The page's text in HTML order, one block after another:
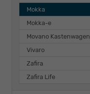
Mokka
Mokka-e
Movano Kastenwagen
Vivaro
Zafira
Zafira Life